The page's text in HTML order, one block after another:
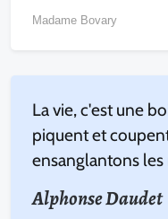
Madame Bovary
La vie, c'est une
piquent et
ensanglantons les
Alphonse Daudet